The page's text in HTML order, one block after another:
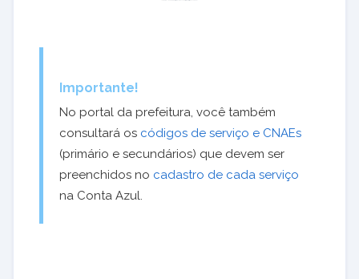
Importante!
No portal da prefeitura, você também
consultará os códigos de serviço e CNAEs
(primário e secundários) que devem ser
preenchidos no cadastro de cada serviço
na Conta Azul.